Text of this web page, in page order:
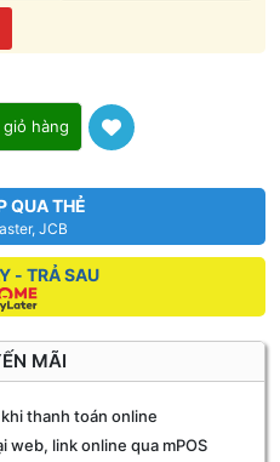
hàng
QUA THẺ
JCB
- TRẢ SAU
MÃI
thanh toán online
web, link online qua mPOS